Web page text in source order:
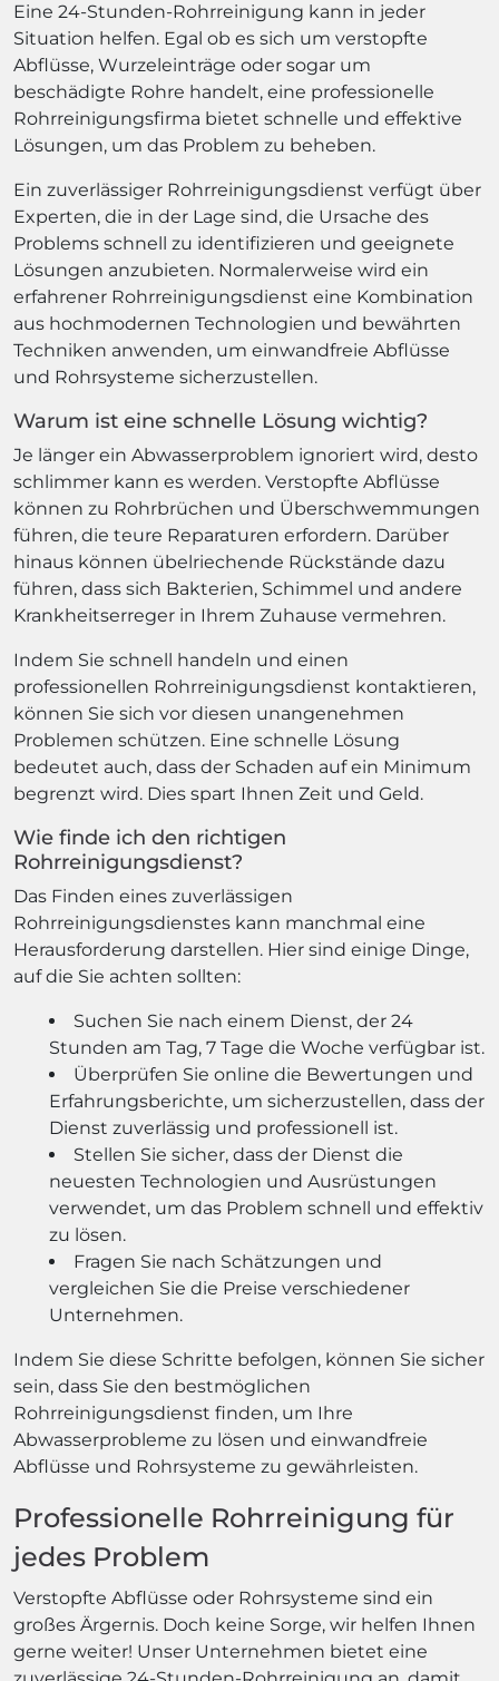
Eine 24-Stunden-Rohrreinigung kann in jeder
Situation helfen. Egal ob es sich um verstopfte
Abflüsse, Wurzeleinträge oder sogar um
beschädigte Rohre handelt, eine professionelle
Rohrreinigungsfirma bietet schnelle und effektive
Lösungen, um das Problem zu beheben.
Ein zuverlässiger Rohrreinigungsdienst verfügt über
Experten, die in der Lage sind, die Ursache des
Problems schnell zu identifizieren und geeignete
Lösungen anzubieten. Normalerweise wird ein
erfahrener Rohrreinigungsdienst eine Kombination
aus hochmodernen Technologien und bewährten
Techniken anwenden, um einwandfreie Abflüsse
und Rohrsysteme sicherzustellen.
Warum ist eine schnelle Lösung wichtig?
Je länger ein Abwasserproblem ignoriert wird, desto
schlimmer kann es werden. Verstopfte Abflüsse
können zu Rohrbrüchen und Überschwemmungen
führen, die teure Reparaturen erfordern. Darüber
hinaus können übelriechende Rückstände dazu
führen, dass sich Bakterien, Schimmel und andere
Krankheitserreger in Ihrem Zuhause vermehren.
Indem Sie schnell handeln und einen
professionellen Rohrreinigungsdienst kontaktieren,
können Sie sich vor diesen unangenehmen
Problemen schützen. Eine schnelle Lösung
bedeutet auch, dass der Schaden auf ein Minimum
begrenzt wird. Dies spart Ihnen Zeit und Geld.
Wie finde ich den richtigen
Rohrreinigungsdienst?
Das Finden eines zuverlässigen
Rohrreinigungsdienstes kann manchmal eine
Herausforderung darstellen. Hier sind einige Dinge,
auf die Sie achten sollten:
Suchen Sie nach einem Dienst, der 24
Stunden am Tag, 7 Tage die Woche verfügbar ist.
Überprüfen Sie online die Bewertungen und
Erfahrungsberichte, um sicherzustellen, dass der
Dienst zuverlässig und professionell ist.
Stellen Sie sicher, dass der Dienst die
neuesten Technologien und Ausrüstungen
verwendet, um das Problem schnell und effektiv
zu lösen.
Fragen Sie nach Schätzungen und
vergleichen Sie die Preise verschiedener
Unternehmen.
Indem Sie diese Schritte befolgen, können Sie sicher
sein, dass Sie den bestmöglichen
Rohrreinigungsdienst finden, um Ihre
Abwasserprobleme zu lösen und einwandfreie
Abflüsse und Rohrsysteme zu gewährleisten.
Professionelle Rohrreinigung für
jedes Problem
Verstopfte Abflüsse oder Rohrsysteme sind ein
großes Ärgernis. Doch keine Sorge, wir helfen Ihnen
gerne weiter! Unser Unternehmen bietet eine